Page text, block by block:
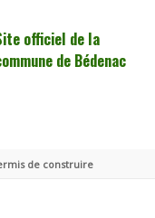
officiel de la
de Bédenac
de construire